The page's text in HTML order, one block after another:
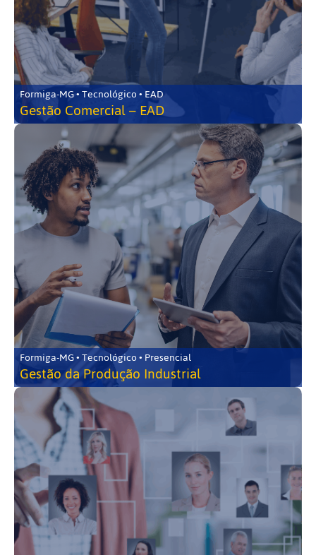
Formiga-MG • Tecnológico • EAD
Gestão Comercial – EAD
Formiga-MG • Tecnológico • Presencial
Gestão da Produção Industrial